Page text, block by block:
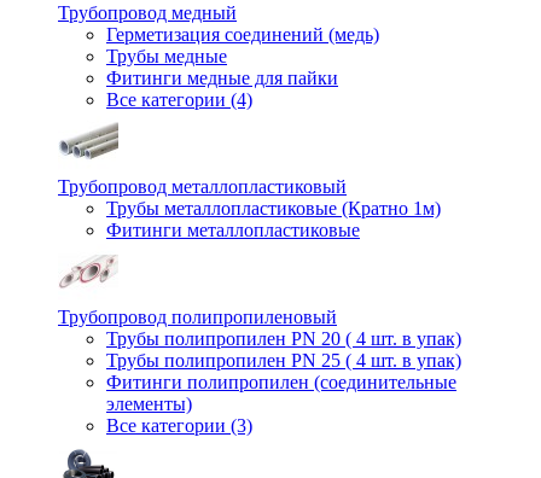
Трубопровод медный
Герметизация соединений (медь)
Трубы медные
Фитинги медные для пайки
Все категории (4)
Трубопровод металлопластиковый
Трубы металлопластиковые (Кратно 1м)
Фитинги металлопластиковые
Трубопровод полипропиленовый
Трубы полипропилен PN 20 ( 4 шт. в упак)
Трубы полипропилен PN 25 ( 4 шт. в упак)
Фитинги полипропилен (cоединительные
элементы)
Все категории (3)